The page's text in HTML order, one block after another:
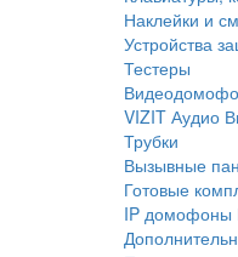
Наклейки и
Устройства
Тестеры
VIZIT Аудио
Трубки
Вызывные
Готовые
IP домофоны